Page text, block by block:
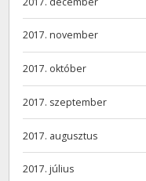
2017. november
2017. október
2017. szeptember
2017. augusztus
2017. július